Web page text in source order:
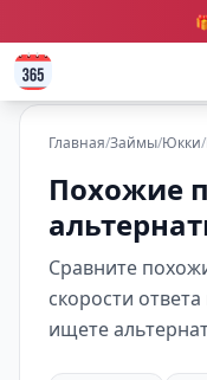
Главная/Займы/Юкки/
Похожие
Сравните
скорости
ищете